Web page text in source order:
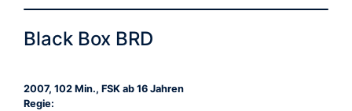
Black Box BRD
2007, 102 Min., FSK ab 16 Jahren
Regie: